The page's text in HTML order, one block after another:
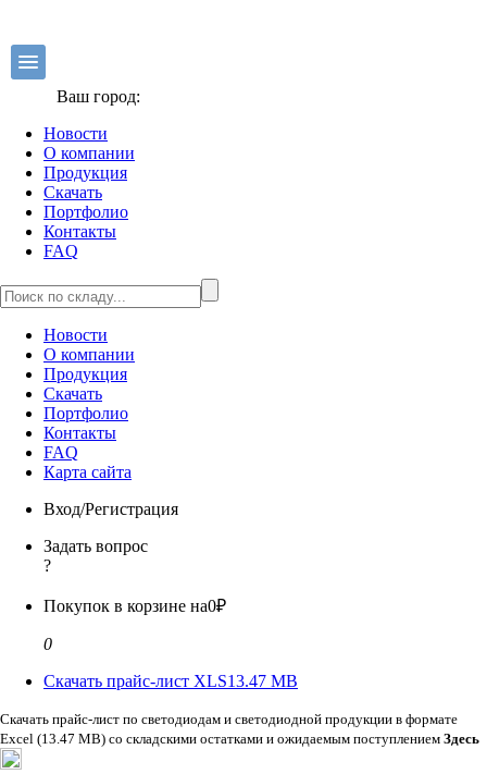
Ваш город:
Новости
О компании
Продукция
Скачать
Портфолио
Контакты
FAQ
Новости
О компании
Продукция
Скачать
Портфолио
Контакты
FAQ
Карта сайта
Вход/Регистрация
Задать вопрос
?
Покупок в корзине на0₽
0
Скачать прайс-лист XLS13.47 MB
Скачать прайс-лист по светодиодам и светодиодной продукции в формате
Excel (13.47 MB) со складскими остатками и ожидаемым поступлением Здесь